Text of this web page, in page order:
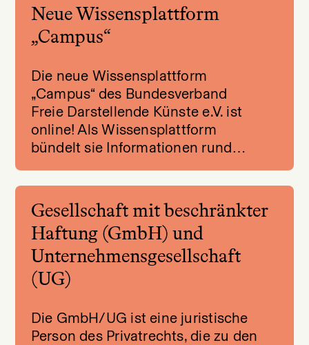
Neue Wissensplattform
„Campus“
Die neue Wissensplattform
„Campus“ des Bundesverband
Freie Darstellende Künste e.V. ist
online! Als Wissensplattform
bündelt sie Informationen rund…
Gesellschaft mit beschränkter
Haftung (GmbH) und
Unternehmensgesellschaft
(UG)
Die GmbH/UG ist eine juristische
Person des Privatrechts, die zu den